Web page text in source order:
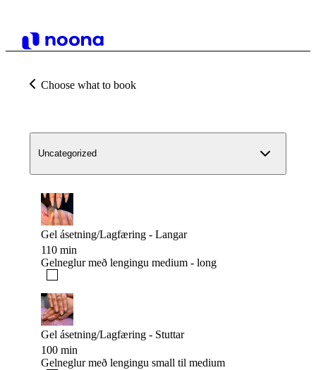
Choose what to book
Uncategorized
Gel ásetning/Lagfæring - Langar
110 min
Gelneglur með lengingu medium - long
Gel ásetning/Lagfæring - Stuttar
100 min
Gelneglur með lengingu small til medium